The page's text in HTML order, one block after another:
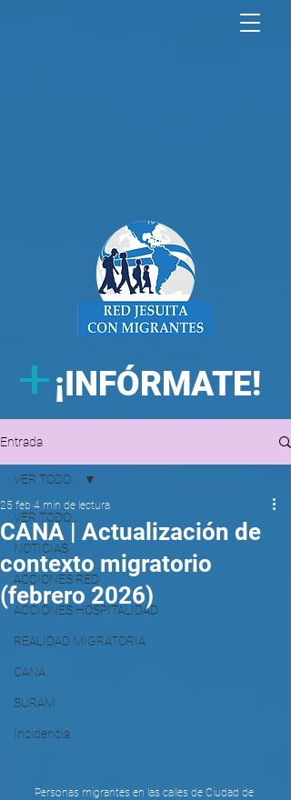
+¡INFÓRMATE!
Entrada
VER TODO...
NOTICIAS
ACCIONES RED
ACCIONES HOSPITALIDAD
REALIDAD MIGRATORIA
CANA
SURAM
Incidencia
VER TODO...
CANA | Actualización de
contexto migratorio
(febrero 2026)
25 feb 4 min de lectura
Personas migrantes en las calles de Ciudad de